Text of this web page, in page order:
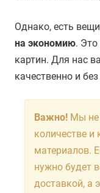
Однако, есть
на экономию. Это
картин. Для нас
качественно и
Важно! Мы не
количестве и
материалов.
нужно будет
доставкой, а